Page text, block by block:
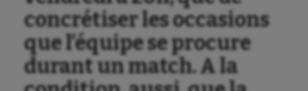
concrétiser les occasions
que l’équipe se procure
durant un match. A la